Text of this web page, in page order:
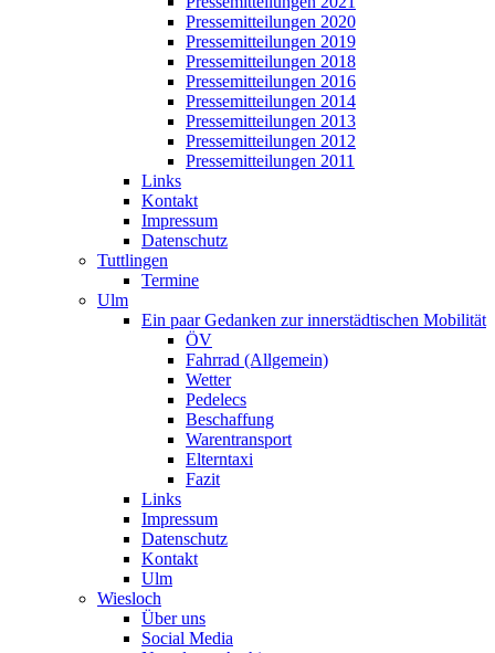
Pressemitteilungen 2020
Pressemitteilungen 2019
Pressemitteilungen 2018
Pressemitteilungen 2016
Pressemitteilungen 2014
Pressemitteilungen 2013
Pressemitteilungen 2012
Pressemitteilungen 2011
Links
Kontakt
Impressum
Datenschutz
Tuttlingen
Termine
Ulm
Ein paar Gedanken zur innerstädtischen Mobilität
ÖV
Fahrrad (Allgemein)
Wetter
Pedelecs
Beschaffung
Warentransport
Elterntaxi
Fazit
Links
Impressum
Datenschutz
Kontakt
Ulm
Wiesloch
Über uns
Social Media